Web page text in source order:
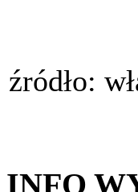
źródło:
INFO